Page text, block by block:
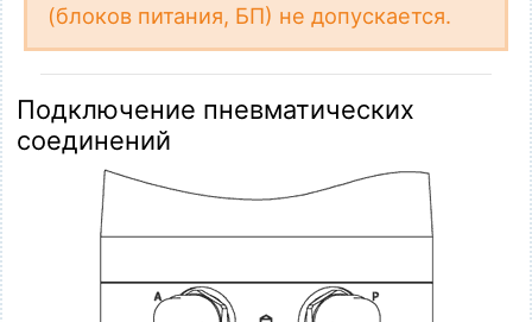
(блоков питания, БП) не допускается.
Подключение пневматических
соединений